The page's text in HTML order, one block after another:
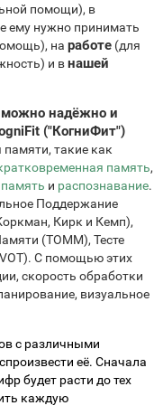
помощи), в
ему нужно принимать
на работе (для
и внашей
можно надёжно и
("КогниФит")
такие как
память,
и распознавание.
Поддержание
Кирк и Кемп),
(TOMM), Тесте
С помощью этих
скорость обработки
визуальное
с различными
её. Сначала
будет расти до тех
каждую